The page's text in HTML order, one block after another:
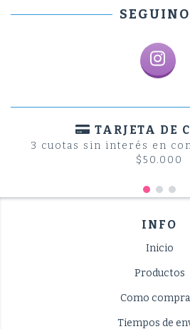
TARJETA DE
3 cuotas sin interés en
$50.000
INFO
Inicio
Productos
Como
Tiempos de